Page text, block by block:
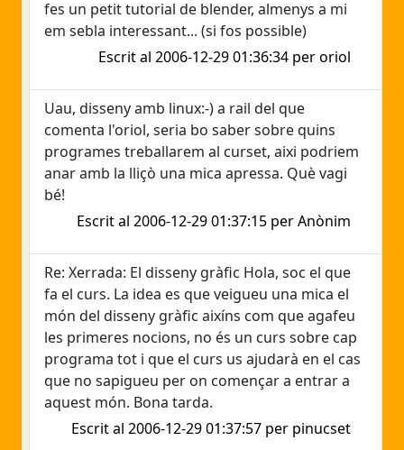
fes un petit tutorial de blender, almenys a mi
em sebla interessant... (si fos possible)
Escrit al 2006-12-29 01:36:34 per oriol
Uau, disseny amb linux:-) a rail del que
comenta l'oriol, seria bo saber sobre quins
programes treballarem al curset, aixi podriem
anar amb la lliçò una mica apressa. Què vagi
bé!
Escrit al 2006-12-29 01:37:15 per Anònim
Re: Xerrada: El disseny gràfic Hola, soc el que
fa el curs. La idea es que veigueu una mica el
món del disseny gràfic aixíns com que agafeu
les primeres nocions, no és un curs sobre cap
programa tot i que el curs us ajudarà en el cas
que no sapigueu per on començar a entrar a
aquest món. Bona tarda.
Escrit al 2006-12-29 01:37:57 per pinucset